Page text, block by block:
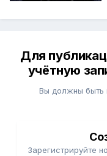
Для
учётную
Вы должны быть
Зарегистрируйте